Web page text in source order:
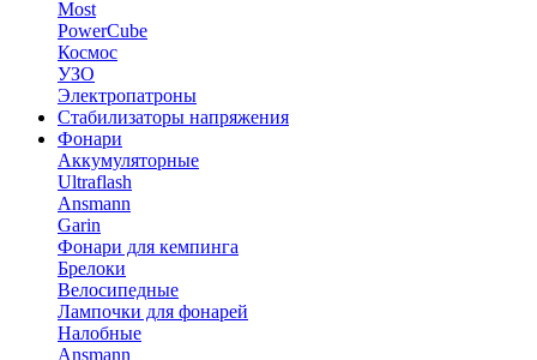
Most
PowerCube
Космос
УЗО
Электропатроны
Стабилизаторы напряжения
Фонари
Аккумуляторные
Ultraflash
Ansmann
Garin
Фонари для кемпинга
Брелоки
Велосипедные
Лампочки для фонарей
Налобные
Ansmann